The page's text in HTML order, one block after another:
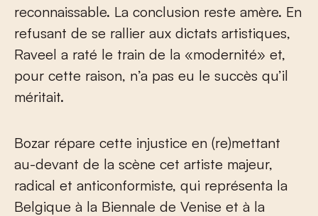
reconnaissable. La conclusion reste amère. En
refusant de se rallier aux dictats artistiques,
Raveel a raté le train de la «modernité» et,
pour cette raison, n’a pas eu le succès qu’il
méritait.
Bozar répare cette injustice en (re)mettant
au-devant de la scène cet artiste majeur,
radical et anticonformiste, qui représenta la
Belgique à la Biennale de Venise et à la